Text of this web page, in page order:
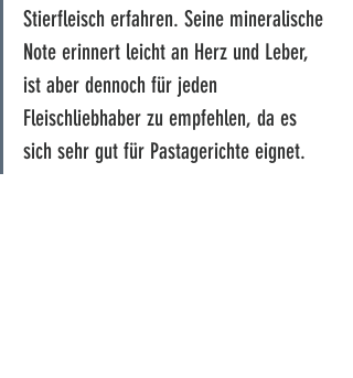
Stierfleisch erfahren. Seine mineralische
Note erinnert leicht an Herz und Leber,
ist aber dennoch für jeden
Fleischliebhaber zu empfehlen, da es
sich sehr gut für Pastagerichte eignet.